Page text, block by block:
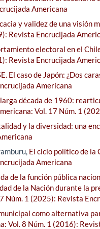
Americana
y validez de una visión
Revista Encrucijada
electoral en el
Revista Encrucijada
El caso de Japón: ¿Dos
Americana
década de 1960:
Vol. 17 Núm. 1
y la diversidad: una
El ciclo político de
Americana
de la función pública
de la Nación durante la
Núm. 1 (2025): Revista
como alternativa
Vol. 8 Núm. 1 (2016):